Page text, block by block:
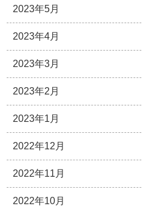
2023年5月
2023年4月
2023年3月
2023年2月
2023年1月
2022年12月
2022年11月
2022年10月